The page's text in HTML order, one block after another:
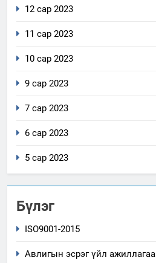
12 сар 2023
11 сар 2023
10 сар 2023
9 сар 2023
7 сар 2023
6 сар 2023
5 сар 2023
Бүлэг
ISO9001-2015
Авлигын эсрэг үйл ажиллагаа